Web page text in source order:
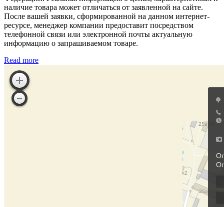
наличие товара может отличаться от заявленной на сайте.
После вашей заявки, сформированной на данном интернет-
ресурсе, менеджер компании предоставит посредством
телефонной связи или электронной почты актуальную
информацию о запрашиваемом товаре.
Read more